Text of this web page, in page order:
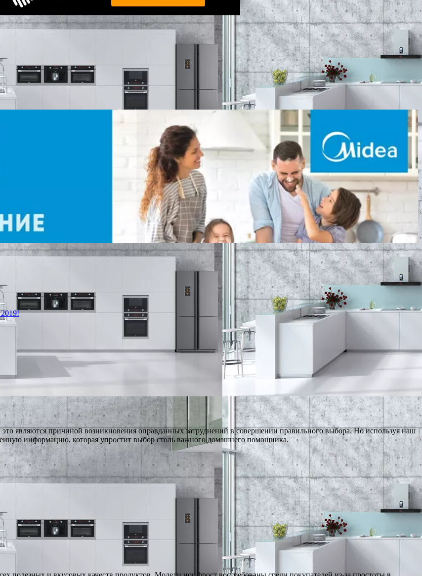
являются причиной возникновения оправданных затруднений в совершении правильного выбора. Но используя наш
информацию, которая упростит выбор столь важного домашнего помощника.